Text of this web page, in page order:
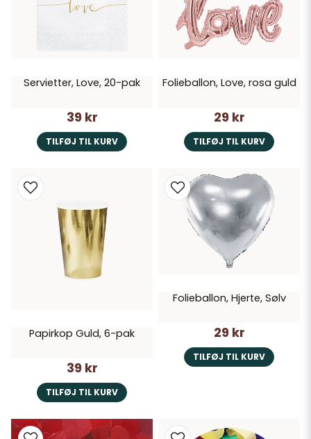
Servietter, Love, 20-pak
39 kr
TILFØJ TIL KURV
Folieballon, Love, rosa guld
29 kr
TILFØJ TIL KURV
Papirkop Guld, 6-pak
39 kr
TILFØJ TIL KURV
Folieballon, Hjerte, Sølv
29 kr
TILFØJ TIL KURV